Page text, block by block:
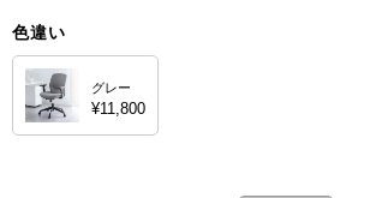
色違い
グレー
¥11,800